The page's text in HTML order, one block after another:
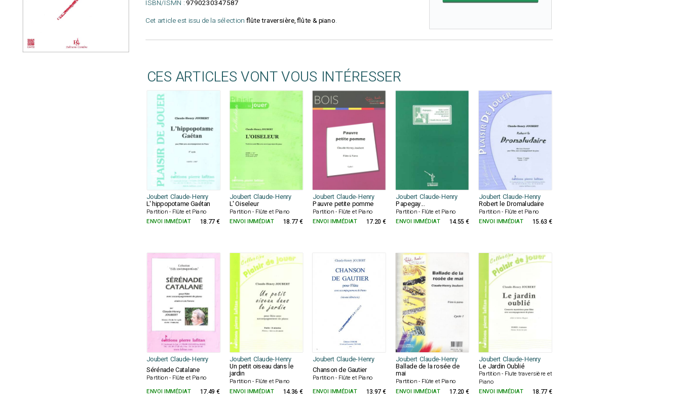
ISBN/ISMN :9790230347587
Cet article est issu de la sélection flûte traversière, flûte & piano.
CES ARTICLES VONT VOUS INTÉRESSER
Joubert Claude-Henry Joubert Claude-Henry Joubert Claude-Henry Joubert Claude-Henry Joubert Claude-Henry
L' hippopotame Gaétan
Partition - Flûte et Piano
L' Oiseleur
Partition - Flûte et Piano
Pauvre petite pomme
Partition - Flûte et Piano
Papegay...
Partition - Flûte et Piano
Robert le Dromaludaire
Partition - Flûte et Piano
ENVOI IMMÉDIAT 18.77 € ENVOI IMMÉDIAT 18.77 € ENVOI IMMÉDIAT 17.20 € ENVOI IMMÉDIAT 14.55 € ENVOI IMMÉDIAT 15.63 €
Joubert Claude-Henry Joubert Claude-Henry Joubert Claude-Henry Joubert Claude-Henry Joubert Claude-Henry
Sérénade Catalane
Partition - Flûte et Piano
Un petit oiseau dans le
jardin
Partition - Flûte et Piano
Chanson de Gautier
Partition - Flûte et Piano
Ballade de la rosée de
mai
Partition - Flûte et Piano
Le Jardin Oublié
Partition - Flute traversière et
Piano
ENVOI IMMÉDIAT 17.49 € ENVOI IMMÉDIAT 14.36 € ENVOI IMMÉDIAT 13.97 € ENVOI IMMÉDIAT 17.20 € ENVOI IMMÉDIAT 18.77 €